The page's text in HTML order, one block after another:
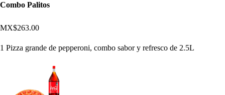
Combo Palitos
MX$263.00
1 Pizza grande de pepperoni, combo sabor y refresco de 2.5L